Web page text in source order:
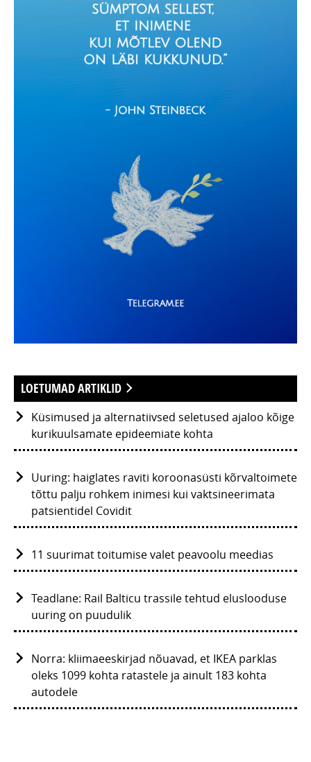
LOETUMAD ARTIKLID
Küsimused ja alternatiivsed seletused ajaloo kõige
kurikuulsamate epideemiate kohta
Uuring: haiglates raviti koroonasüsti kõrvaltoimete
tõttu palju rohkem inimesi kui vaktsineerimata
patsientidel Covidit
11 suurimat toitumise valet peavoolu meedias
Teadlane: Rail Balticu trassile tehtud eluslooduse
uuring on puudulik
Norra: kliimaeeskirjad nõuavad, et IKEA parklas
oleks 1099 kohta ratastele ja ainult 183 kohta
autodele